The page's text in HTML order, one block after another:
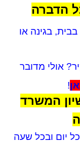
הדברה
בגינה או
אולי מדובר
!
המשרד
יום ובכל שעה